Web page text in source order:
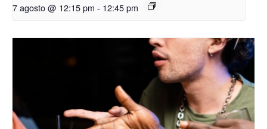
7 agosto @ 12:15 pm - 12:45 pm